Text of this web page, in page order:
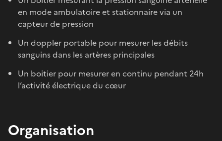
en mode ambulatoire et stationnaire via un
capteur de pression
Un doppler portable pour mesurer les débits
sanguins dans les artères principales
Un boitier pour mesurer en continu pendant 24h
l’activité électrique du cœur
Organisation